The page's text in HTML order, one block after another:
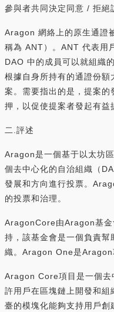
參與者共同決定同意 / 拒絕
Aragon 網絡上的原生通
稱為 ANT）。ANT 代表用
DAO 中的成員可以就組織
根據自身所持有的通證份額
案。需要指出的是，提案
押，以促使提案者發起有益
二.評述
Aragon是一個基于以太坊
個去中心化的自治組織（
發展和方向進行投票。
的投票和治理。
AragonCore由Aragon基
持，該基金會是一個負責
織。Aragon One是Aragon
Aragon Core項目是一個去
許用戶在區塊鏈上開發和
臺的模塊化能夠支持用戶